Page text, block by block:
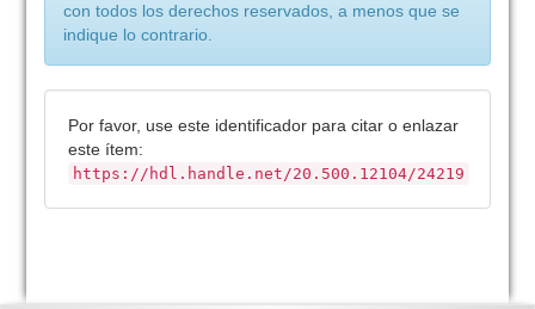
con todos los derechos reservados, a menos que se
indique lo contrario.
Por favor, use este identificador para citar o enlazar
este ítem:
https://hdl.handle.net/20.500.12104/24219